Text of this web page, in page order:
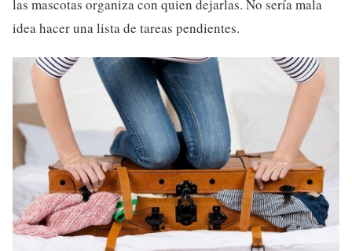
las mascotas organiza con quien dejarlas. No sería mala
idea hacer una lista de tareas pendientes.